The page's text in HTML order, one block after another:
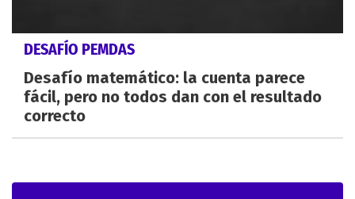
DESAFÍO PEMDAS
Desafío matemático: la cuenta parece
fácil, pero no todos dan con el resultado
correcto